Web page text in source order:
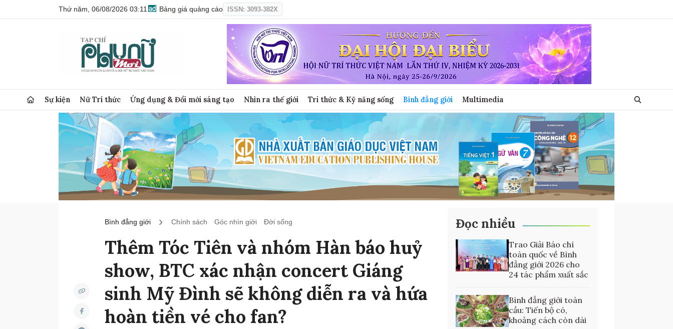
Thứ năm, 06/08/2026 03:11 Bảng giá quảng cáo ISSN: 3093-382X
Sự kiện Nữ Trí thức Ứng dụng & Đổi mới sáng tạo Nhìn ra thế giới Tri thức & Kỹ năng sống Bình đẳng giới Multimedia
Bình đẳng giới Chính sách Góc nhìn giới Đời sống
Thêm Tóc Tiên và nhóm Hàn báo huỷ
show, BTC xác nhận concert Giáng
sinh Mỹ Đình sẽ không diễn ra và hứa
hoàn tiền vé cho fan?
Đọc nhiều
Trao Giải Báo chí
toàn quốc về Bình
đẳng giới 2026 cho
24 tác phẩm xuất sắc
Bình đẳng giới toàn
cầu: Tiến bộ có,
khoảng cách còn dài